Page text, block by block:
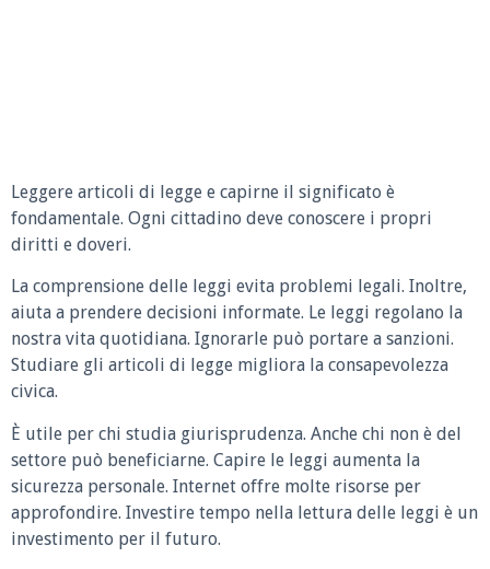
Leggere articoli di legge e capirne il significato è
fondamentale. Ogni cittadino deve conoscere i propri
diritti e doveri.
La comprensione delle leggi evita problemi legali. Inoltre,
aiuta a prendere decisioni informate. Le leggi regolano la
nostra vita quotidiana. Ignorarle può portare a sanzioni.
Studiare gli articoli di legge migliora la consapevolezza
civica.
È utile per chi studia giurisprudenza. Anche chi non è del
settore può beneficiarne. Capire le leggi aumenta la
sicurezza personale. Internet offre molte risorse per
approfondire. Investire tempo nella lettura delle leggi è un
investimento per il futuro.